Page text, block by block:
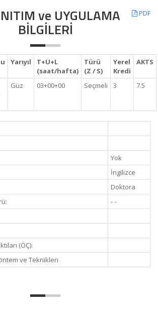
PDF
ve UYGULAMA
BİLGİLERİ
Yarıyıl
T+U+L
(saat/hafta)
Türü
(Z / S)
Yerel
Kredi
AKTS
Güz 03+00+00 Seçmeli 3 7.5
Yok
İngilizce
Doktora
- -
(ÖÇ):
ve Teknikleri